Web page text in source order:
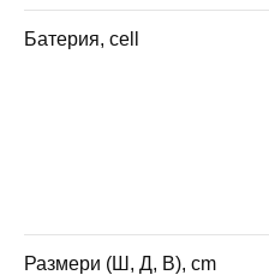
Батерия, cell
Размери (Ш, Д, В), cm